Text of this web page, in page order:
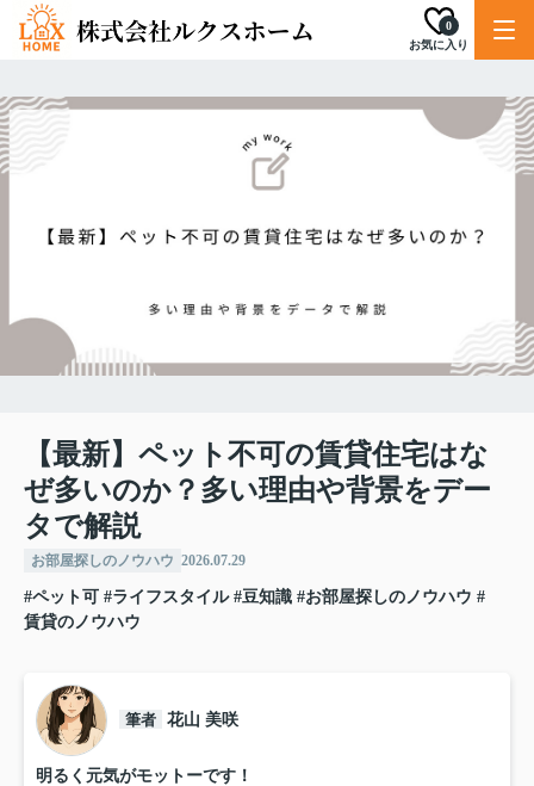
お気に入り
0
【最新】ペット不可の賃貸住宅はな
ぜ多いのか？多い理由や背景をデー
タで解説
お部屋探しのノウハウ 2026.07.29
#ペット可 #ライフスタイル #豆知識 #お部屋探しのノウハウ #
賃貸のノウハウ
筆者 花山 美咲
明るく元気がモットーです！